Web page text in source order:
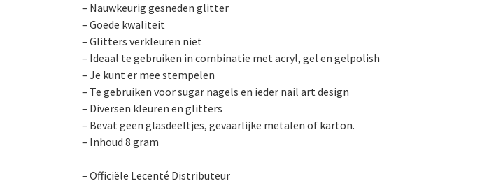
– Nauwkeurig gesneden glitter
– Goede kwaliteit
– Glitters verkleuren niet
– Ideaal te gebruiken in combinatie met acryl, gel en gelpolish
– Je kunt er mee stempelen
– Te gebruiken voor sugar nagels en ieder nail art design
– Diversen kleuren en glitters
– Bevat geen glasdeeltjes, gevaarlijke metalen of karton.
– Inhoud 8 gram
– Officiële Lecenté Distributeur